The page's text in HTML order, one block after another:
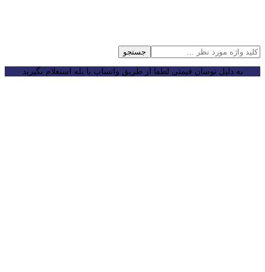
جستجو
به دلیل نوسان قیمتی لطفا از طریق واتساپ یا بله استعلام بگیرید